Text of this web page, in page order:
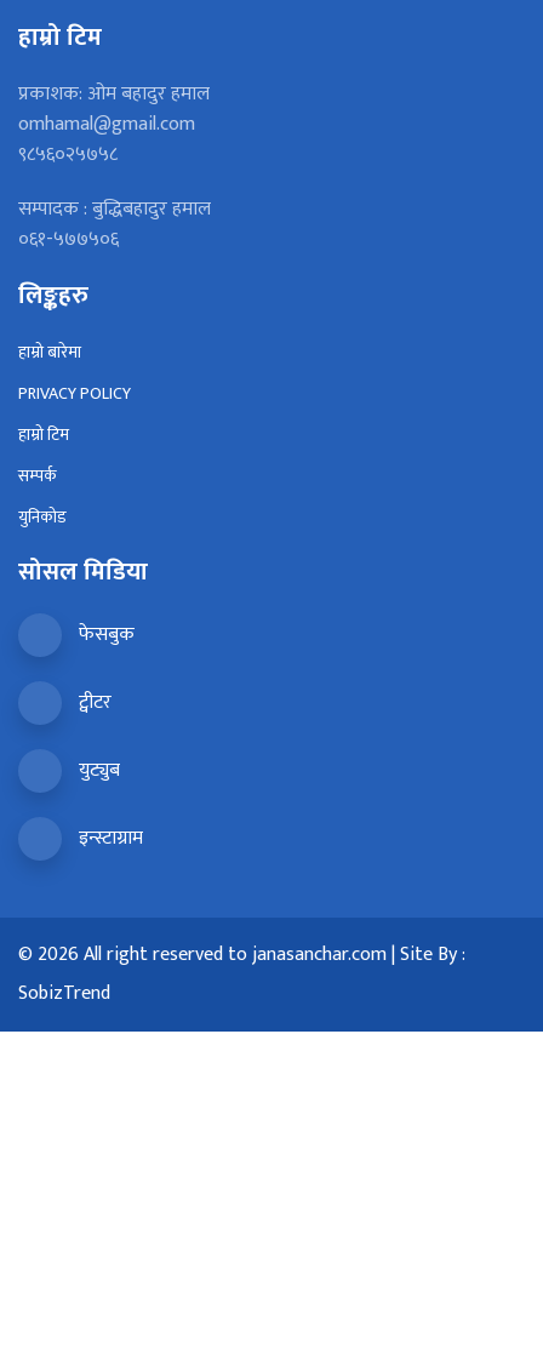
हाम्रो टिम
प्रकाशक: ओम बहादुर हमाल
omhamal@gmail.com
९८५६०२५७५८
सम्पादक : बुद्धिबहादुर हमाल
०६१-५७७५०६
लिङ्कहरु
हाम्रो बारेमा
PRIVACY POLICY
हाम्रो टिम
सम्पर्क
युनिकोड
सोसल मिडिया
फेसबुक
ट्वीटर
युट्युब
इन्स्टाग्राम
© 2026 All right reserved to janasanchar.com | Site By :
SobizTrend